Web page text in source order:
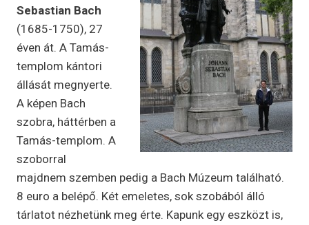
Sebastian Bach
(1685-1750), 27
éven át. A Tamás-
templom kántori
állását megnyerte.
A képen Bach
szobra, háttérben a
Tamás-templom. A
szoborral
majdnem szemben pedig a Bach Múzeum található.
8 euro a belépő. Két emeletes, sok szobából álló
tárlatot nézhetünk meg érte. Kapunk egy eszközt is,